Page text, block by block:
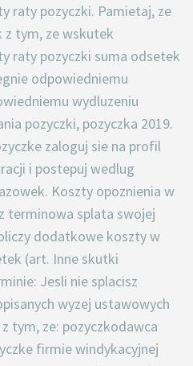
raty pozyczki. Pamietaj, ze
z tym, ze wskutek
raty pozyczki suma odsetek
odpowiedniemu
wydluzeniu
pozyczki, pozyczka 2019.
zaloguj sie na profil
i postepuj wedlug
Koszty opoznienia w
terminowa splata swojej
dodatkowe koszty w
(art. Inne skutki
Jesli nie splacisz
wyzej ustawowych
tym, ze: pozyczkodawca
firmie windykacyjnej